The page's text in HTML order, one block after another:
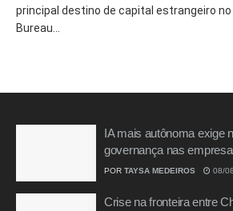
principal destino de capital estrangeiro no
Bureau...
IA mais autônoma exige
governança nas
POR TAYSA MEDEIROS 08/
Crise na fronteira entre